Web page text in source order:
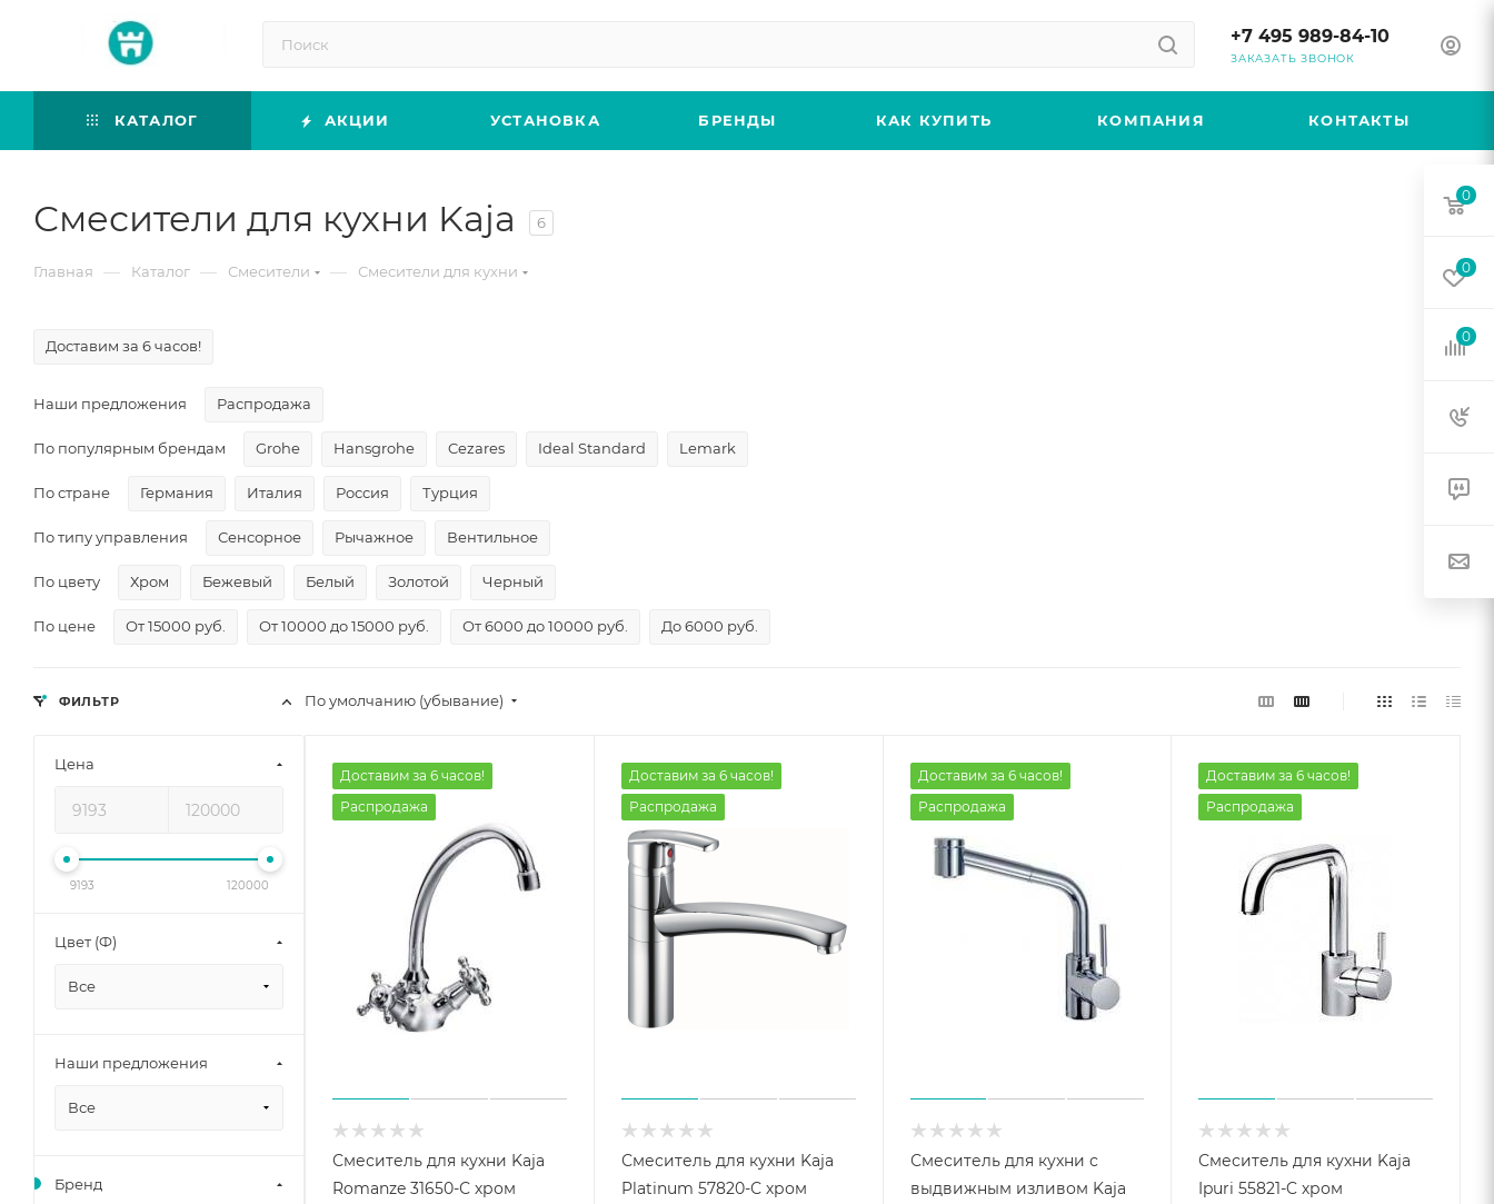
+7 495 989-84-10
ЗАКАЗАТЬ ЗВОНОК
КАТАЛОГ АКЦИИ УСТАНОВКА БРЕНДЫ КАК КУПИТЬ КОМПАНИЯ КОНТАКТЫ
Смесители для кухни Kaja 6
Главная — Каталог — Смесители — Смесители для кухни
Доставим за 6 часов!
Наши предложения Распродажа
По популярным брендам Grohe Hansgrohe Cezares Ideal Standard Lemark
По стране Германия Италия Россия Турция
По типу управления Сенсорное Рычажное Вентильное
По цвету Хром Бежевый Белый Золотой Черный
По цене От 15000 руб. От 10000 до 15000 руб. От 6000 до 10000 руб. До 6000 руб.
По умолчанию (убывание)
Доставим за 6 часов!
Распродажа
Смеситель для кухни Kaja
Romanze 31650-С хром
Доставим за 6 часов!
Распродажа
Смеситель для кухни Kaja
Platinum 57820-С хром
Доставим за 6 часов!
Распродажа
Смеситель для кухни с
выдвижным изливом Kaja
Доставим за 6 часов!
Распродажа
Смеситель для кухни Kaja
Ipuri 55821-C хром
ФИЛЬТР
Цена
9193 120000
Цвет (Ф)
Все
Наши предложения
Все
Бренд
0
0
0